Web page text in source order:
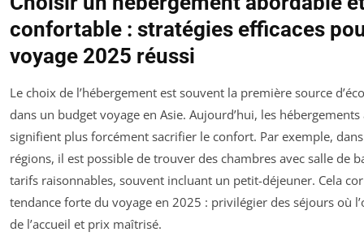
confortable : stratégies efficaces
voyage 2025 réussi
Le choix de l’hébergement est souvent la première source
dans un budget voyage en Asie. Aujourd’hui, les
signifient plus forcément sacrifier le confort. Par exemple,
régions, il est possible de trouver des chambres avec salle de
tarifs raisonnables, souvent incluant un petit-déjeuner. Cela
tendance forte du voyage en 2025 : privilégier des séjours où
de l’accueil et prix maîtrisé.